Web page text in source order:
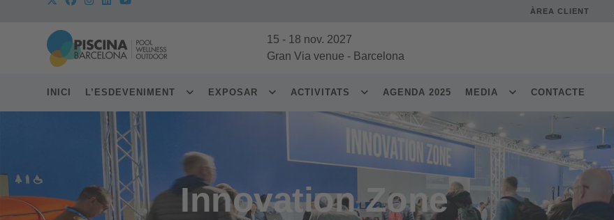
ÀREA CLIENT
15 - 18 nov. 2027
Gran Via venue - Barcelona
INICI L’ESDEVENIMENT EXPOSAR ACTIVITATS AGENDA 2025 MEDIA CONTACTE
Innovation Zone